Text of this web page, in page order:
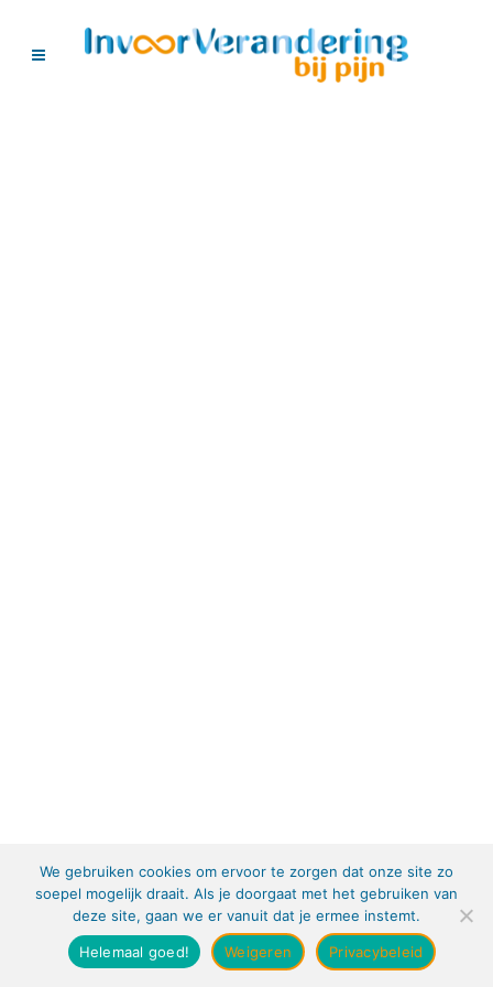
Copyright @ 2019 - In voor Verandering | Privacy verklaring
We gebruiken cookies om ervoor te zorgen dat onze site zo
soepel mogelijk draait. Als je doorgaat met het gebruiken van
deze site, gaan we er vanuit dat je ermee instemt.
Helemaal goed! Weigeren Privacybeleid